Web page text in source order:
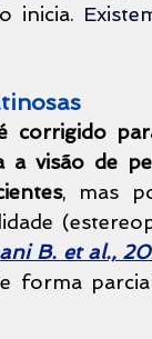
inicia.
a visão de
, mas
B. et al.,
forma